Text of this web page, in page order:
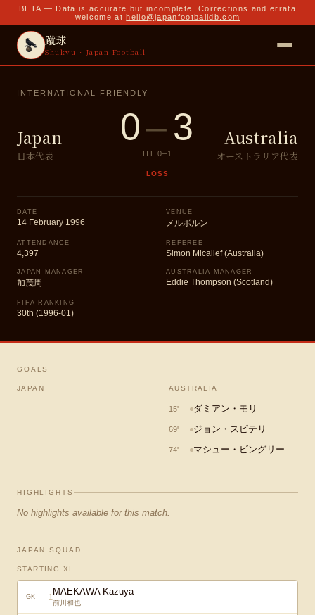
BETA — Data is accurate but incomplete. Corrections and errata
welcome at hello@japanfootballdb.com
蹴球
Shukyu · Japan Football
INTERNATIONAL FRIENDLY
Japan
日本代表
0–3
HT 0–1
LOSS
Australia
オーストラリア代表
DATE
14 February 1996
VENUE
メルボルン
ATTENDANCE
4,397
REFEREE
Simon Micallef (Australia)
JAPAN MANAGER
加茂周
AUSTRALIA MANAGER
Eddie Thompson (Scotland)
FIFA RANKING
30th (1996-01)
GOALS
JAPAN
—
AUSTRALIA
15' ダミアン・モリ
69' ジョン・スピテリ
74' マシュー・ビングリー
HIGHLIGHTS
No highlights available for this match.
JAPAN SQUAD
STARTING XI
GK 1 MAEKAWA Kazuya
前川和也